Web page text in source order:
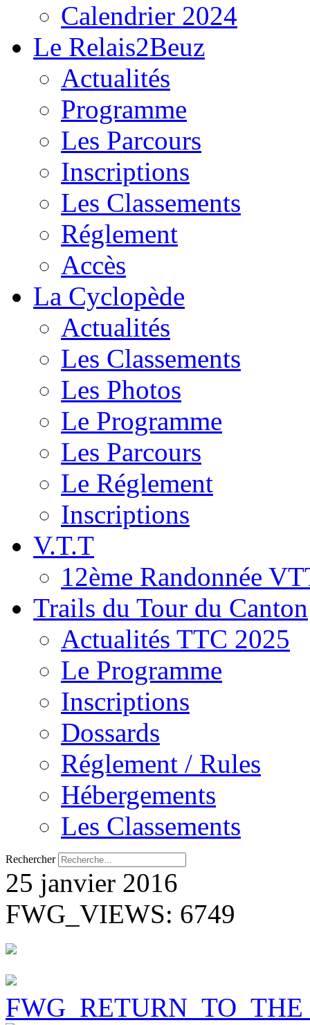
Calendrier 2024
Le Relais2Beuz
Actualités
Programme
Les Parcours
Inscriptions
Les Classements
Réglement
Accès
La Cyclopède
Actualités
Les Classements
Les Photos
Le Programme
Les Parcours
Le Réglement
Inscriptions
V.T.T
12ème Randonnée
Trails du Tour du Canton
Actualités TTC 2025
Le Programme
Inscriptions
Dossards
Réglement / Rules
Hébergements
Les Classements
Rechercher
25 janvier 2016
FWG_VIEWS: 6749